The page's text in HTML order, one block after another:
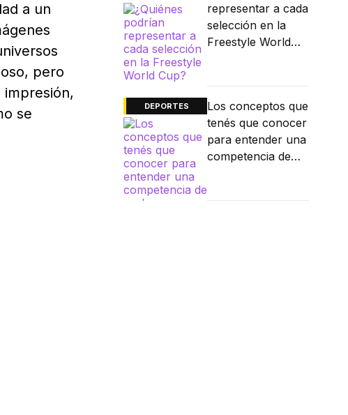
a un
pero
se
representar a cada
selección en la
Freestyle World
DEPORTES
Los conceptos que
tenés que conocer
para entender una
competencia de